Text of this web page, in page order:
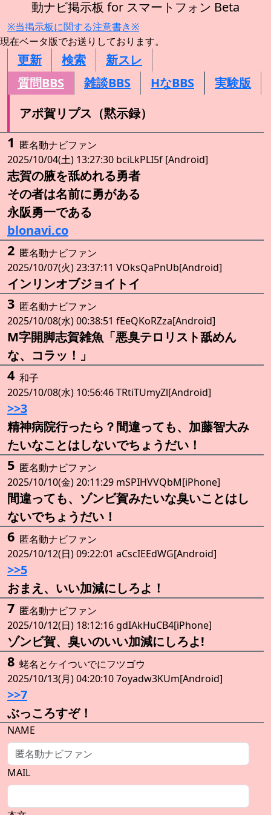
動ナビ掲示板 for スマートフォン Beta
※当掲示板に関する注意書き※
現在ベータ版でお送りしております。
更新 検索
新スレ
質問BBS
雑談BBS HなBBS
実験版
アポ賀リプス（黙示録）
1 匿名動ナビファン
2025/10/04(土) 13:27:30 bciLkPLI5f [Android]
志賀の腋を舐めれる勇者
その者は名前に勇がある
永阪勇一である
blonavi.co
2 匿名動ナビファン
2025/10/07(火) 23:37:11 VOksQaPnUb[Android]
インリンオブジョイトイ
3 匿名動ナビファン
2025/10/08(水) 00:38:51 fEeQKoRZza[Android]
M字開脚志賀雑魚「悪臭テロリスト舐めん
な、コラッ！」
4 和子
2025/10/08(水) 10:56:46 TRtiTUmyZl[Android]
>>3
精神病院行ったら？間違っても、加藤智大み
たいなことはしないでちょうだい！
5 匿名動ナビファン
2025/10/10(金) 20:11:29 mSPIHVVQbM[iPhone]
間違っても、ゾンビ賀みたいな臭いことはし
ないでちょうだい！
6 匿名動ナビファン
2025/10/12(日) 09:22:01 aCscIEEdWG[Android]
>>5
おまえ、いい加減にしろよ！
7 匿名動ナビファン
2025/10/12(日) 18:12:16 gdIAkHuCB4[iPhone]
ゾンビ賀、臭いのいい加減にしろよ!
8 蛯名とケイついでにフツゴウ
2025/10/13(月) 04:20:10 7oyadw3KUm[Android]
>>7
ぶっころすぞ！
NAME
MAIL